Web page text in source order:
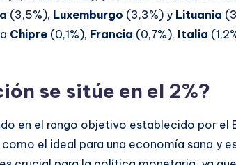
(3,5%), Luxemburgo (3,3%) y Lituania
Chipre (0,1%), Francia (0,7%), Italia
se sitúe en el 2%?
en el rango objetivo establecido por el
el ideal para una economía sana y